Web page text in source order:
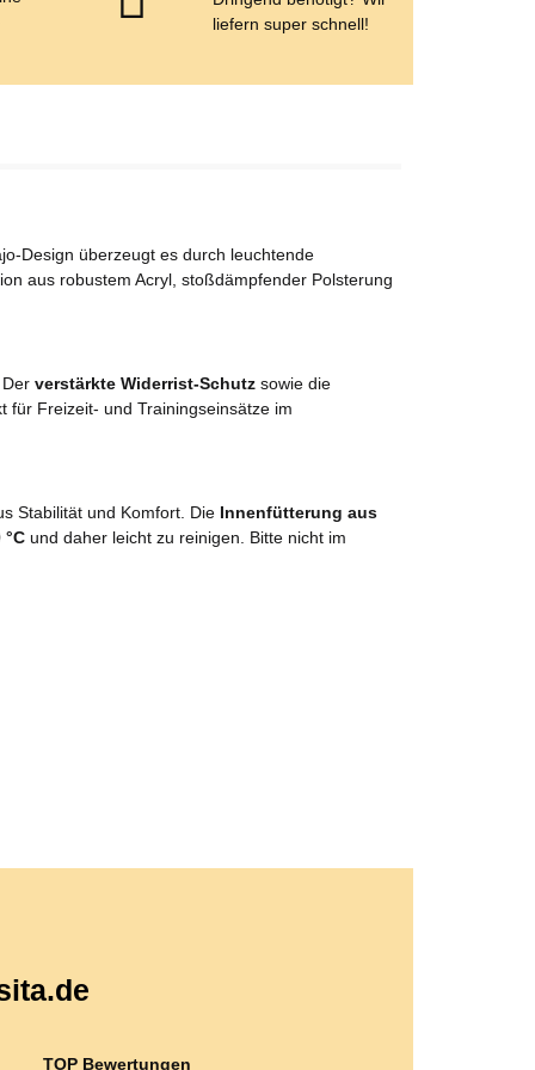
liefern super schnell!
Design überzeugt es durch leuchtende
aus robustem Acryl, stoßdämpfender Polsterung
verstärkte Widerrist-Schutz sowie die
für Freizeit- und Trainingseinsätze im
Stabilität und Komfort. Die Innenfütterung aus
und daher leicht zu reinigen. Bitte nicht im
TOP Bewertungen